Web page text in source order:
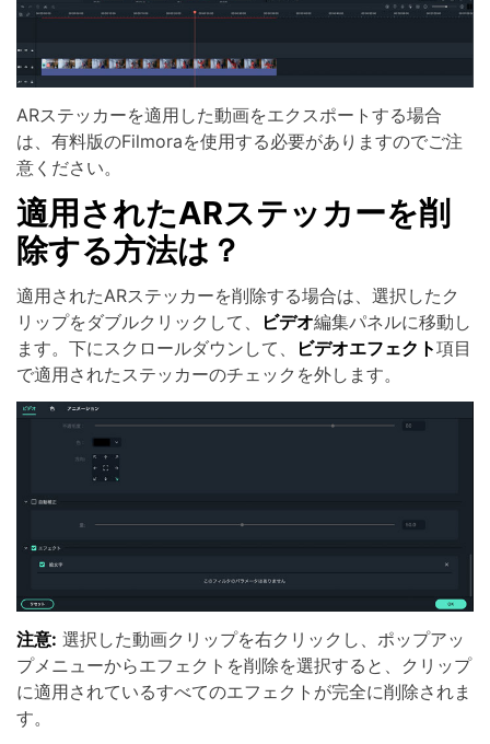
ARステッカーを適用した動画をエクスポートする場合
は、有料版のFilmoraを使用する必要がありますのでご注
意ください。
適用されたARステッカーを削
除する方法は？
適用されたARステッカーを削除する場合は、選択したク
リップをダブルクリックして、
ビデオ編集パネルに移動し
ます。下にスクロールダウンして、
ビデオエフェクト項目
で適用されたステッカーのチェックを外します。
注意: 選択した動画クリップを右クリックし、ポップアッ
プメニューからエフェクトを削除を選択すると、クリップ
に適用されているすべてのエフェクトが完全に削除されま
す。